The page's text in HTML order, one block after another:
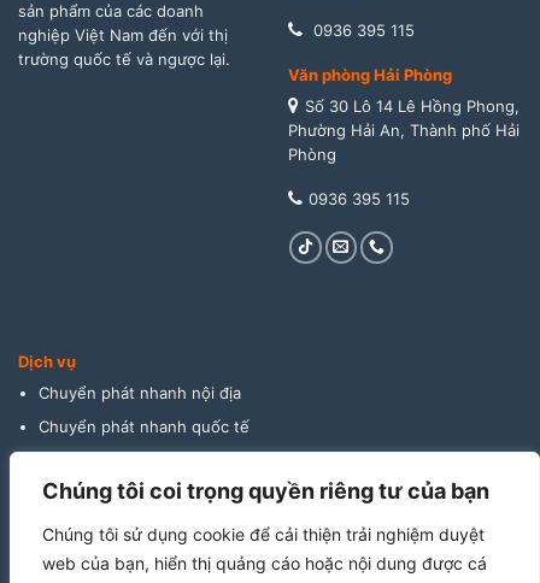
Chúng tôi coi trọng quyền riêng tư của bạn
Chúng tôi sử dụng cookie để cải thiện trải nghiệm duyệt
web của bạn, hiển thị quảng cáo hoặc nội dung được cá
sản phẩm của các doanh
nghiệp Việt Nam đến với thị
trường quốc tế và ngược lại.
0936 395 115
Văn phòng Hải Phòng
Số 30 Lô 14 Lê Hồng Phong,
Phường Hải An, Thành phố Hải
Phòng
0936 395 115
Dịch vụ
Chuyển phát nhanh nội địa
Chuyển phát nhanh quốc tế
Vận tải đường biển
Vận tải đường bộ
Vận tải đường hàng không